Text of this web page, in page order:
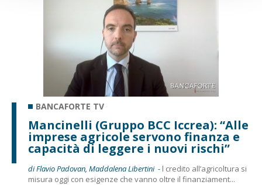
BANCAFORTE TV
Mancinelli (Gruppo BCC Iccrea): “Alle
imprese agricole servono finanza e
capacità di leggere i nuovi rischi”
di Flavio Padovan, Maddalena Libertini - l credito all’agricoltura si
misura oggi con esigenze che vanno oltre il finanziament...